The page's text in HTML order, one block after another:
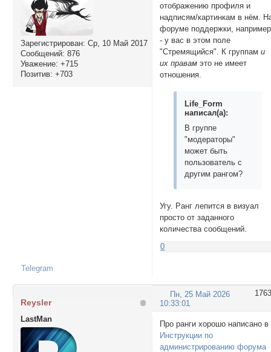
Зарегистрирован: Ср, 10 Май 2017
Сообщений: 876
Уважение: +715
Позитив: +703
отображению профиля и
надписям/картинкам в нём.
форуме поддержки, например
- у вас в этом поле
"Стремящийся". К группами
их правам это не имеет
отношения.
Life_Form
написал(а):
В группе
"модераторы"
может быть
пользователь с
другим рангом?
Угу. Ранг лепится в визуал
просто от заданного
количества сообщений.
0
Telegram
1763
Пн, 25 Май 2026
10:33:01
Reysler
LastMan
Про ранги хорошо написано в
Инструкции по
администрированию форума